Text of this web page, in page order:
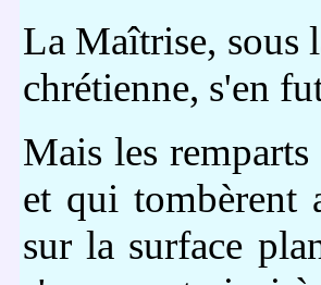
La Maîtrise, sous
chrétienne, s'en
Mais les
et qui tombèrent
sur la surface